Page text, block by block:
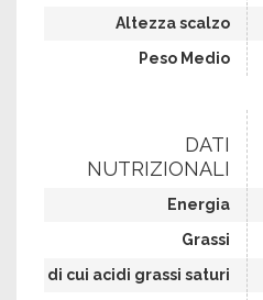
Altezza scalzo
Peso Medio
DATI
NUTRIZIONALI
Energia
Grassi
di cui acidi grassi saturi